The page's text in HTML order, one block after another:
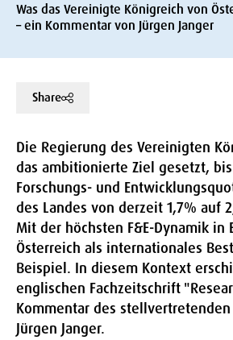
Was das Vereinigte Königreich von
– ein Kommentar von Jürgen Janger
Share
Die Regierung des Vereinigten
das ambitionierte Ziel gesetzt,
Forschungs- und
des Landes von derzeit 1,7% auf
Mit der höchsten F&E-Dynamik in
Österreich als internationales
Beispiel. In diesem Kontext
englischen Fachzeitschrift
Kommentar des stellvertretenden
Jürgen Janger.